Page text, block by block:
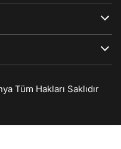
Tüm Hakları Saklıdır